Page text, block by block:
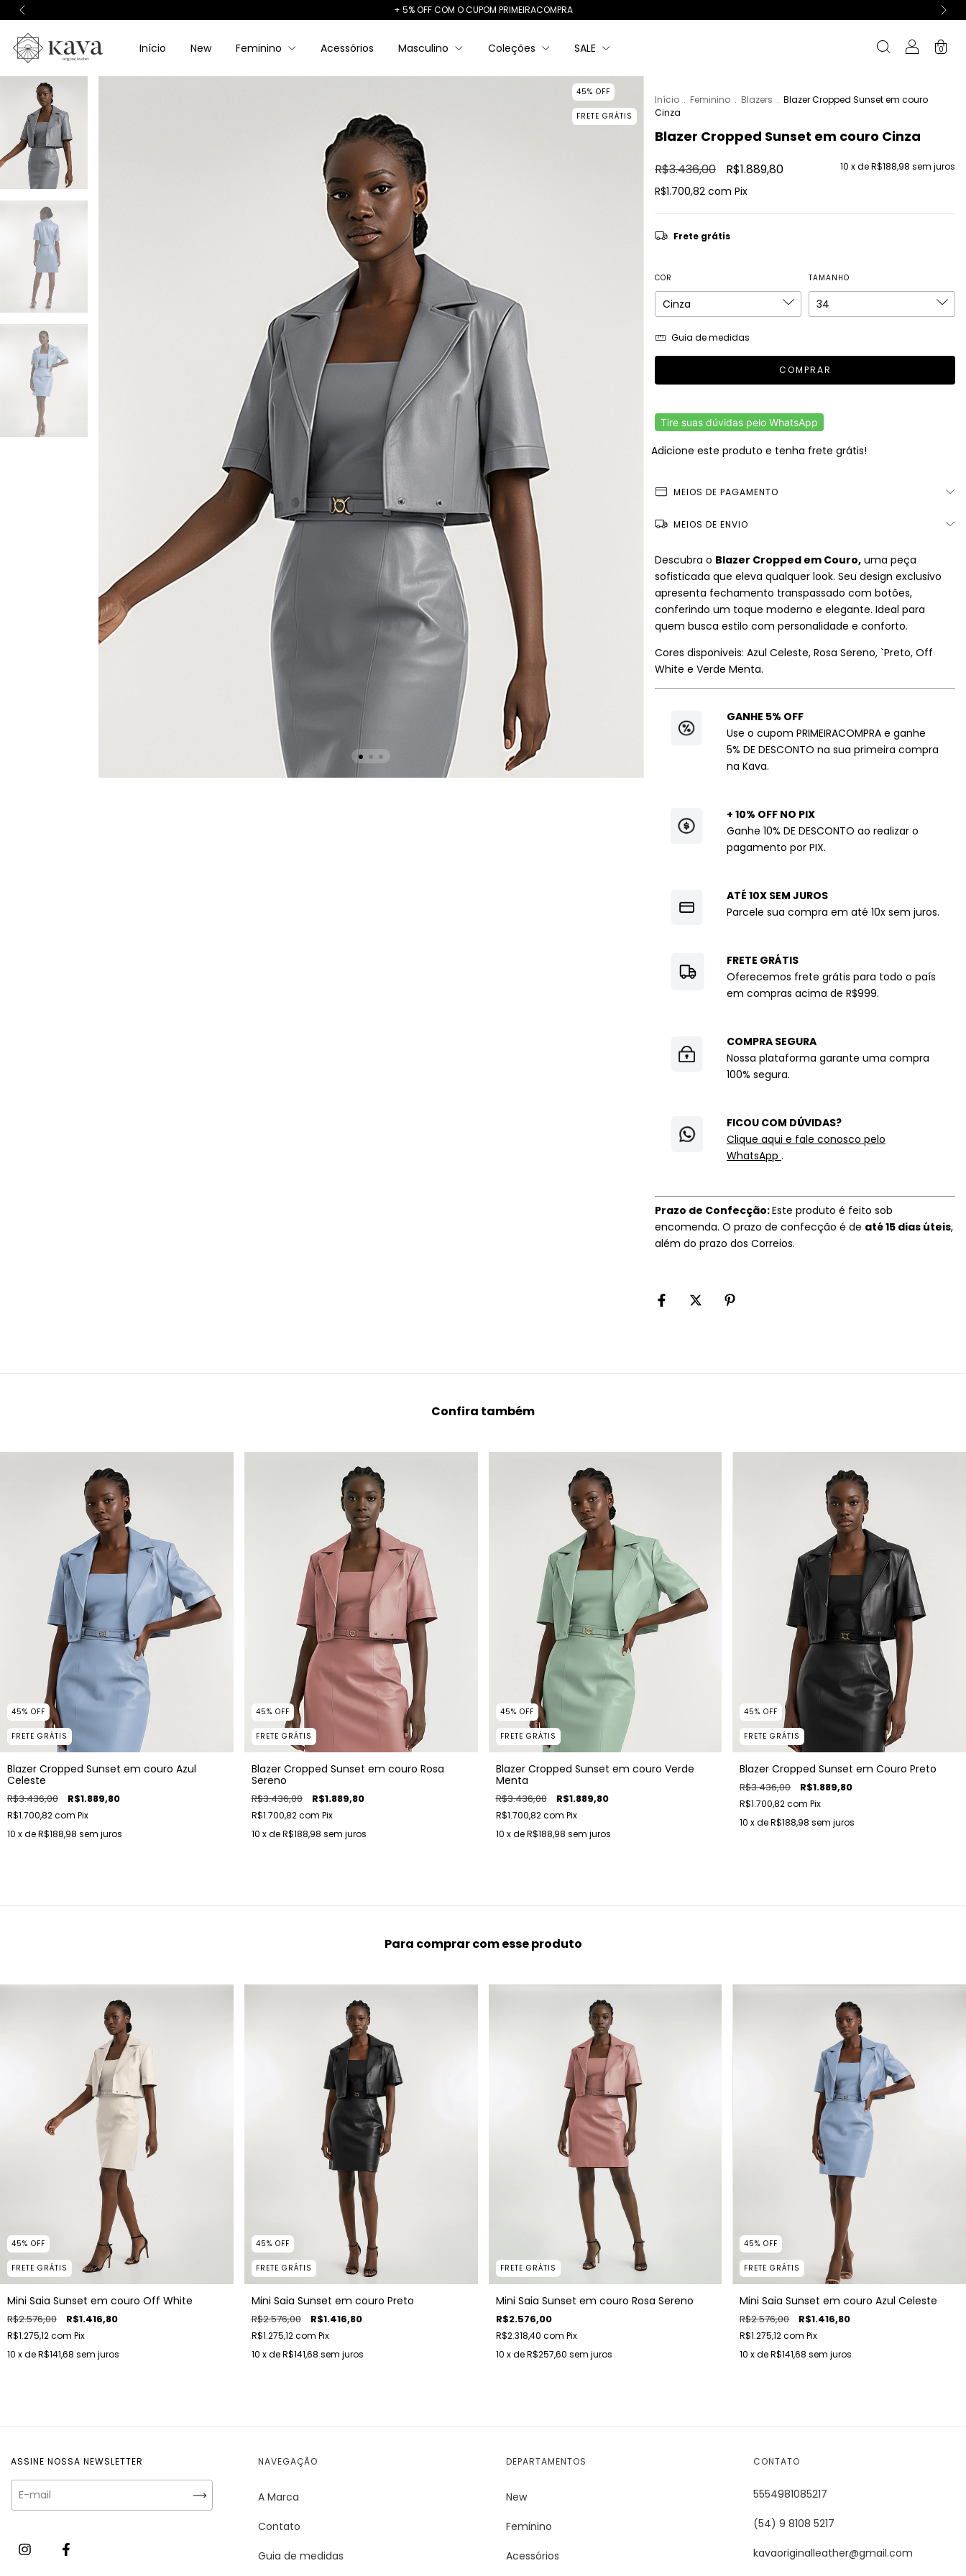
+ 5% OFF COM O CUPOM PRIMEIRACOMPRA
Início New Feminino Acessórios Masculino Coleções SALE 0
45% OFF
FRETE GRÁTIS
Início . Feminino . Blazers . Blazer Cropped Sunset em couro
Cinza
Blazer Cropped Sunset em couro Cinza
R$3.436,00 R$1.889,80 10 x deR$188,98 sem juros
R$1.700,82 com Pix
Frete grátis
COR TAMANHO
Guia de medidas
Tire suas dúvidas pelo WhatsApp
Adicione este produto e tenha frete grátis!
MEIOS DE PAGAMENTO
MEIOS DE ENVIO
Descubra o Blazer Cropped em Couro, uma peça
sofisticada que eleva qualquer look. Seu design exclusivo
apresenta fechamento transpassado com botões,
conferindo um toque moderno e elegante. Ideal para
quem busca estilo com personalidade e conforto.
Cores disponiveis: Azul Celeste, Rosa Sereno, `Preto, Off
White e Verde Menta.
GANHE 5% OFF
Use o cupom PRIMEIRACOMPRA e ganhe
5% DE DESCONTO na sua primeira compra
na Kava.
+ 10% OFF NO PIX
Ganhe 10% DE DESCONTO ao realizar o
pagamento por PIX.
ATÉ 10X SEM JUROS
Parcele sua compra em até 10x sem juros.
FRETE GRÁTIS
Oferecemos frete grátis para todo o país
em compras acima de R$999.
COMPRA SEGURA
Nossa plataforma garante uma compra
100% segura.
FICOU COM DÚVIDAS?
Clique aqui e fale conosco pelo
WhatsApp .
Prazo de Confecção:Este produto é feito sob
encomenda. O prazo de confecção é de até 15 dias úteis,
além do prazo dos Correios.
Confira também
45% OFF
FRETE GRÁTIS
Blazer Cropped Sunset em couro Azul
Celeste
R$3.436,00 R$1.889,80
R$1.700,82com Pix
10 x deR$188,98 sem juros
45% OFF
FRETE GRÁTIS
Blazer Cropped Sunset em couro Rosa
Sereno
R$3.436,00 R$1.889,80
R$1.700,82com Pix
10 x deR$188,98 sem juros
45% OFF
FRETE GRÁTIS
Blazer Cropped Sunset em couro Verde
Menta
R$3.436,00 R$1.889,80
R$1.700,82com Pix
10 x deR$188,98 sem juros
45%OFF
FRETE GRÁTIS
Blazer Cropped Sunset em Couro Preto
R$3.436,00 R$1.889,80
R$1.700,82com Pix
10 x deR$188,98 sem juros
Para comprar com esse produto
45% OFF
FRETE GRÁTIS
Mini Saia Sunset em couro Off White
R$2.576,00 R$1.416,80
R$1.275,12com Pix
10 x deR$141,68 sem juros
45% OFF
FRETE GRÁTIS
Mini Saia Sunset em couro Preto
R$2.576,00 R$1.416,80
R$1.275,12com Pix
10 x deR$141,68 sem juros
FRETE GRÁTIS
Mini Saia Sunset em couro Rosa Sereno
R$2.576,00
R$2.318,40 com Pix
10 x deR$257,60 sem juros
45%OFF
FRETE GRÁTIS
Mini Saia Sunset em couro Azul Celeste
R$2.576,00 R$1.416,80
R$1.275,12com Pix
10 x deR$141,68 sem juros
ASSINE NOSSA NEWSLETTER NAVEGAÇÃO
A Marca
Contato
Guia de medidas
DEPARTAMENTOS
New
Feminino
Acessórios
CONTATO
5554981085217
(54) 9 8108 5217
kavaoriginalleather@gmail.com